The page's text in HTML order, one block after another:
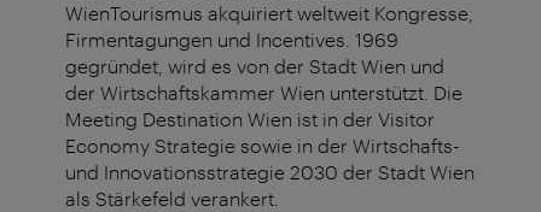
WienTourismus akquiriert weltweit Kongresse,
Firmentagungen und Incentives. 1969
gegründet, wird es von der Stadt Wien und
der Wirtschaftskammer Wien unterstützt. Die
Meeting Destination Wien ist in der Visitor
Economy Strategie sowie in der Wirtschafts-
und Innovationsstrategie 2030 der Stadt Wien
als Stärkefeld verankert.